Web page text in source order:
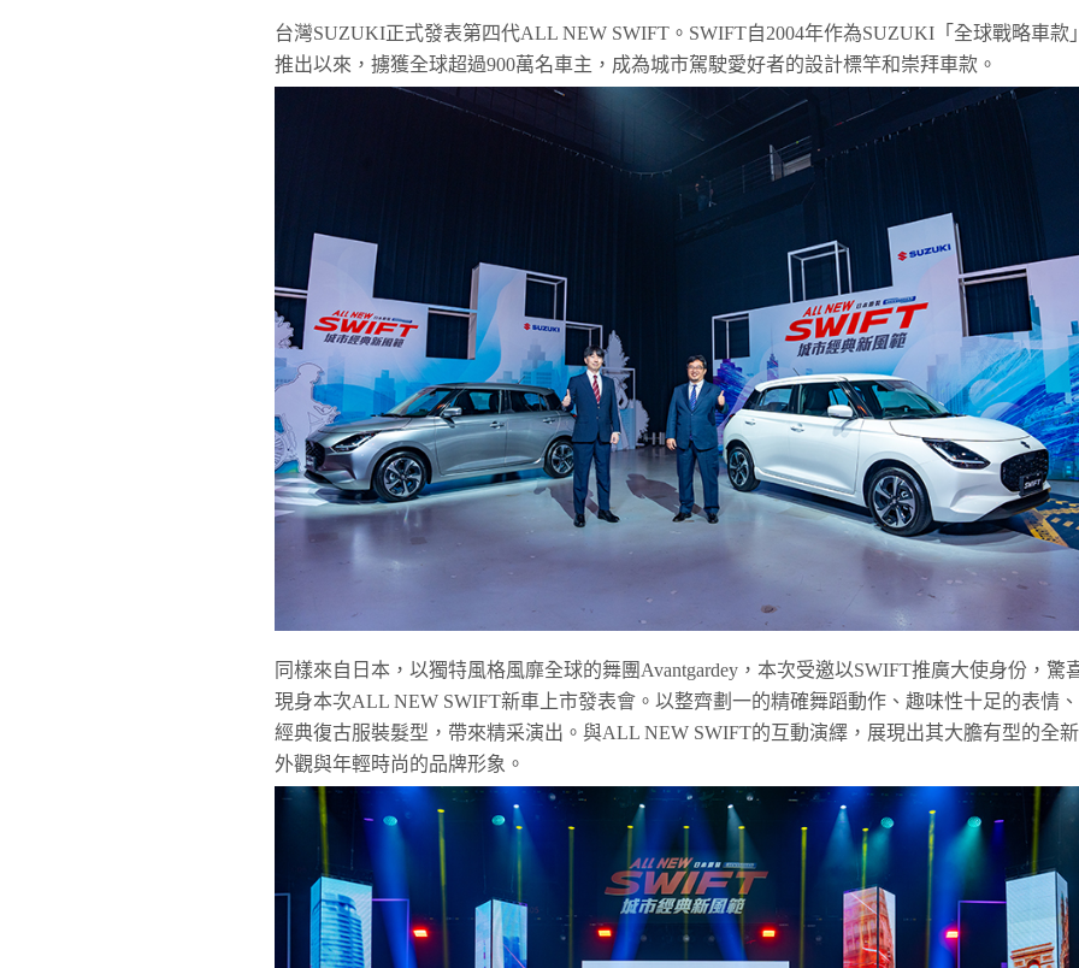
台灣SUZUKI正式發表第四代ALL NEW SWIFT。SWIFT自2004年作為SUZUKI「全球戰略車款
推出以來，擄獲全球超過900萬名車主，成為城市駕駛愛好者的設計標竿和崇拜車款。
同樣來自日本，以獨特風格風靡全球的舞團Avantgardey，本次受邀以SWIFT推廣大使身份，驚
現身本次ALL NEW SWIFT新車上市發表會。以整齊劃一的精確舞蹈動作、趣味性十足的表情、
經典復古服裝髮型，帶來精采演出。與ALL NEW SWIFT的互動演繹，展現出其大膽有型的全新
外觀與年輕時尚的品牌形象。